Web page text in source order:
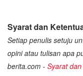
Syarat dan
Setiap penulis setuju
opini atau tulisan apa
berita.com - Syarat